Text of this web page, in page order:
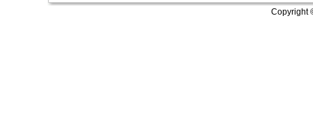
Copyright